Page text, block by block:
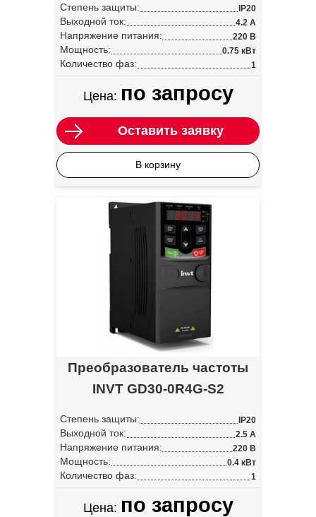
Степень защиты: IP20
Выходной ток: 4.2 А
Напряжение питания: 220 В
Мощность: 0.75 кВт
Количество фаз: 1
Цена: по запросу
Оставить заявку
В корзину
Преобразователь частоты
INVT GD30-0R4G-S2
Степень защиты: IP20
Выходной ток: 2.5 А
Напряжение питания: 220 В
Мощность: 0.4 кВт
Количество фаз: 1
Цена: по запросу